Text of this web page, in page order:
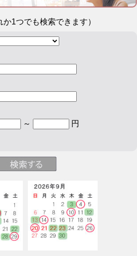
1つでも検索できます）
～ 円